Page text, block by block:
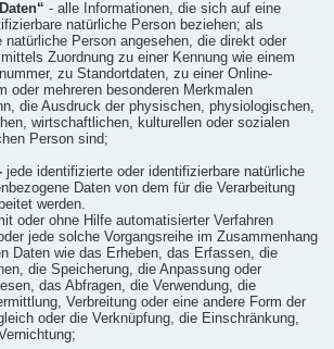
- alle Informationen, die sich auf eine
natürliche Person beziehen; als
natürliche Person angesehen, die direkt oder
Zuordnung zu einer Kennung wie einem
zu Standortdaten, zu einer Online-
oder mehreren besonderen Merkmalen
die Ausdruck der physischen, physiologischen,
wirtschaftlichen, kulturellen oder sozialen
Person sind;
jede identifizierte oder identifizierbare natürliche
Daten von dem für die Verarbeitung
werden.
oder ohne Hilfe automatisierter Verfahren
jede solche Vorgangsreihe im Zusammenhang
Daten wie das Erheben, das Erfassen, die
die Speicherung, die Anpassung oder
das Abfragen, die Verwendung, die
Verbreitung oder eine andere Form der
oder die Verknüpfung, die Einschränkung,